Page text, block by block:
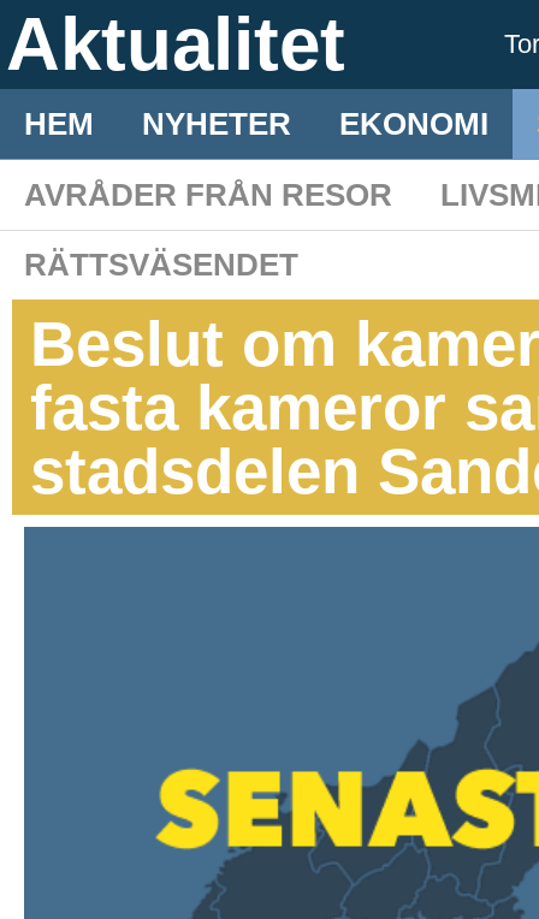
Aktualitet
HEM NYHETER EKONOMI
AVRÅDER FRÅN RESOR
RÄTTSVÄSENDET
Beslut om
fasta kameror
stadsdelen